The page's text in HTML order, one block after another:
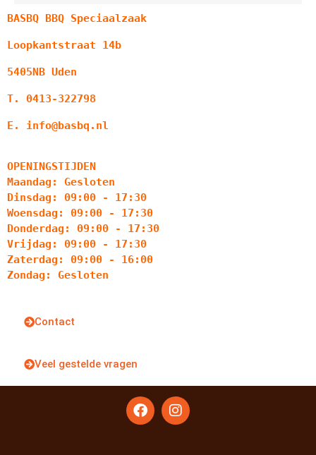
BASBQ BBQ Speciaalzaak
Loopkantstraat 14b
5405NB Uden
T. 0413-322798
E. info@basbq.nl
OPENINGSTIJDEN
Maandag: Gesloten
Dinsdag: 09:00 - 17:30
Woensdag: 09:00 - 17:30
Donderdag: 09:00 - 17:30
Vrijdag: 09:00 - 17:30
Zaterdag: 09:00 - 16:00
Zondag: Gesloten
Contact
Veel gestelde vragen